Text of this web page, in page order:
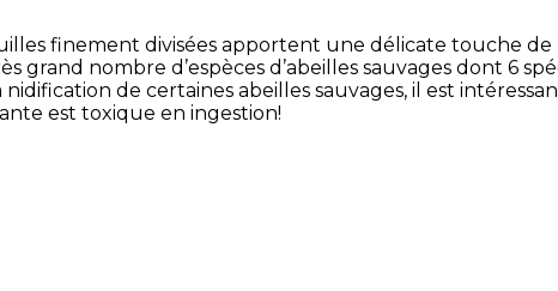
finement divisées apportent une délicate touche
grand nombre d’espèces d’abeilles sauvages dont 6
de certaines abeilles sauvages, il est
est toxique en ingestion!